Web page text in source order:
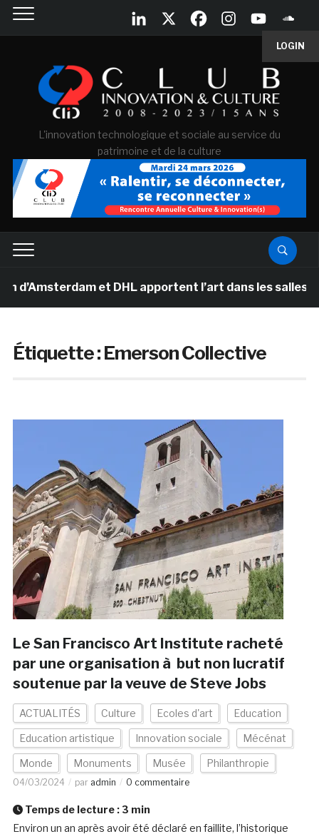
LOGIN
L'innovation technologique et sociale au service du
patrimoine et de la culture
et DHL apportent l’art dans les salles de
Étiquette :Emerson Collective
Le San Francisco Art Institute racheté
par une organisation à but non lucratif
soutenue par la veuve de Steve Jobs
ACTUALITÉS Culture Ecoles d'art Education
Education artistique Innovation sociale Mécénat
Monde Monuments Musée Philanthropie
04/03/2024 par admin 0 commentaire
Temps de lecture : 3 min
Environ un an après avoir été déclaré en faillite, l’historique